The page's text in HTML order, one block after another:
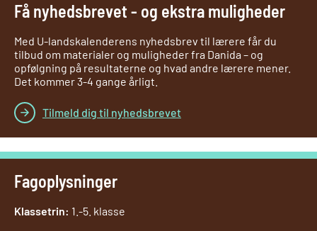
Få nyhedsbrevet - og ekstra muligheder
Med U-landskalenderens nyhedsbrev til lærere får du
tilbud om materialer og muligheder fra Danida – og
opfølgning på resultaterne og hvad andre lærere mener.
Det kommer 3-4 gange årligt.
Tilmeld dig til nyhedsbrevet
Fagoplysninger
Klassetrin: 1.-5. klasse